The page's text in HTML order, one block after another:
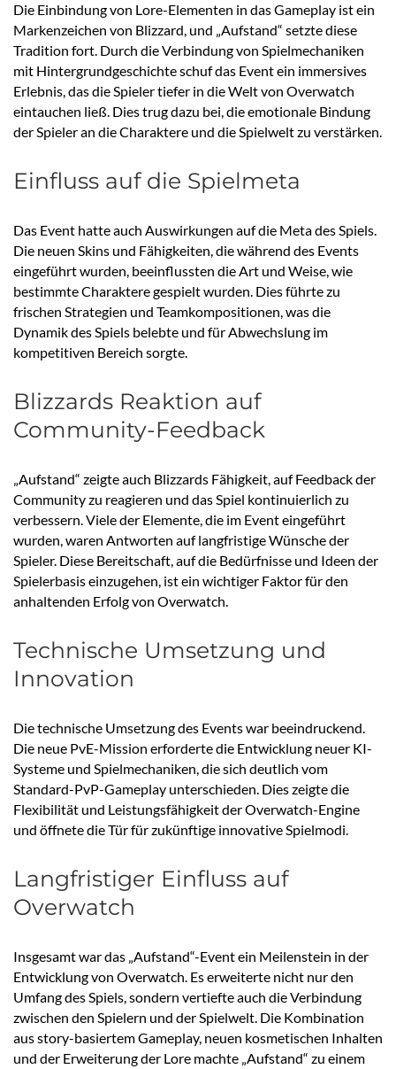
Die Einbindung von Lore-Elementen in das Gameplay ist ein
Markenzeichen von Blizzard, und „Aufstand“ setzte diese
Tradition fort. Durch die Verbindung von Spielmechaniken
mit Hintergrundgeschichte schuf das Event ein immersives
Erlebnis, das die Spieler tiefer in die Welt von Overwatch
eintauchen ließ. Dies trug dazu bei, die emotionale Bindung
der Spieler an die Charaktere und die Spielwelt zu verstärken.
Einfluss auf die Spielmeta
Das Event hatte auch Auswirkungen auf die Meta des Spiels.
Die neuen Skins und Fähigkeiten, die während des Events
eingeführt wurden, beeinflussten die Art und Weise, wie
bestimmte Charaktere gespielt wurden. Dies führte zu
frischen Strategien und Teamkompositionen, was die
Dynamik des Spiels belebte und für Abwechslung im
kompetitiven Bereich sorgte.
Blizzards Reaktion auf
Community-Feedback
„Aufstand“ zeigte auch Blizzards Fähigkeit, auf Feedback der
Community zu reagieren und das Spiel kontinuierlich zu
verbessern. Viele der Elemente, die im Event eingeführt
wurden, waren Antworten auf langfristige Wünsche der
Spieler. Diese Bereitschaft, auf die Bedürfnisse und Ideen der
Spielerbasis einzugehen, ist ein wichtiger Faktor für den
anhaltenden Erfolg von Overwatch.
Technische Umsetzung und
Innovation
Die technische Umsetzung des Events war beeindruckend.
Die neue PvE-Mission erforderte die Entwicklung neuer KI-
Systeme und Spielmechaniken, die sich deutlich vom
Standard-PvP-Gameplay unterschieden. Dies zeigte die
Flexibilität und Leistungsfähigkeit der Overwatch-Engine
und öffnete die Tür für zukünftige innovative Spielmodi.
Langfristiger Einfluss auf
Overwatch
Insgesamt war das „Aufstand“-Event ein Meilenstein in der
Entwicklung von Overwatch. Es erweiterte nicht nur den
Umfang des Spiels, sondern vertiefte auch die Verbindung
zwischen den Spielern und der Spielwelt. Die Kombination
aus story-basiertem Gameplay, neuen kosmetischen Inhalten
und der Erweiterung der Lore machte „Aufstand“ zu einem